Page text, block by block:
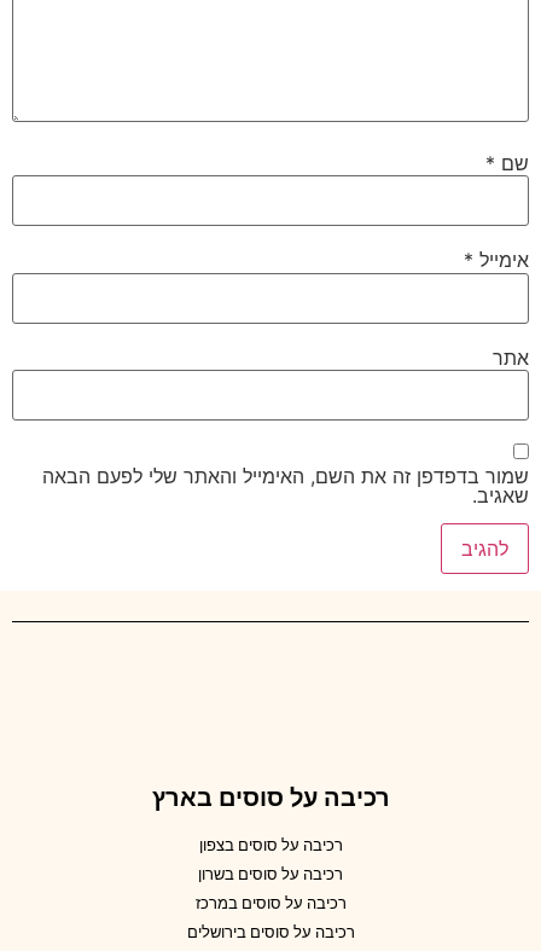
שם *
אימייל *
אתר
שמור בדפדפן זה את השם, האימייל והאתר שלי לפעם הבאה
שאגיב.
רכיבה על סוסים בארץ
רכיבה על סוסים בצפון
רכיבה על סוסים בשרון
רכיבה על סוסים במרכז
רכיבה על סוסים בירושלים